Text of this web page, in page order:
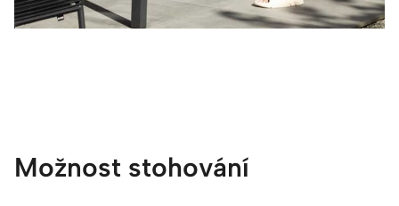
Možnost stohování